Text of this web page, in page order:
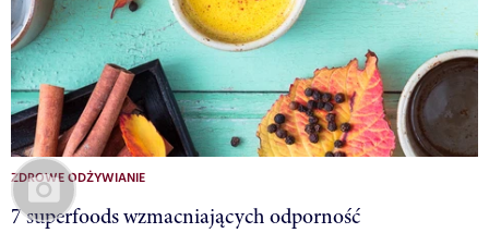
ZDROWE ODŻYWIANIE
7 superfoods wzmacniających odporność